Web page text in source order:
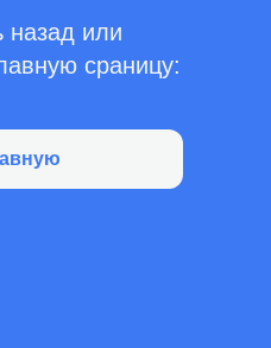
назад или
сраницу: